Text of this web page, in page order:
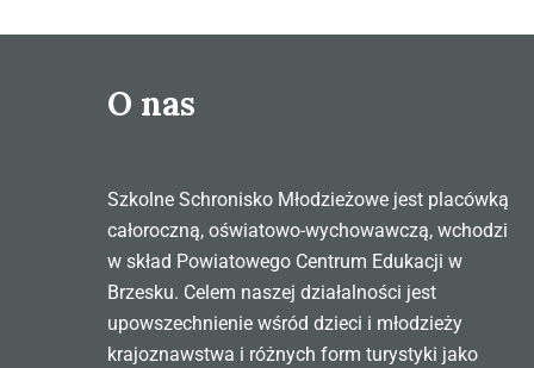
O nas
Szkolne Schronisko Młodzieżowe jest placówką
całoroczną, oświatowo-wychowawczą, wchodzi
w skład Powiatowego Centrum Edukacji w
Brzesku. Celem naszej działalności jest
upowszechnienie wśród dzieci i młodzieży
krajoznawstwa i różnych form turystyki jako